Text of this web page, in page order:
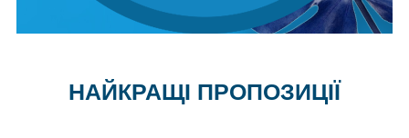
НАЙКРАЩІ ПРОПОЗИЦІЇ